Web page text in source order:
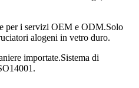
per i servizi OEM e ODM.Solo
alogeni in vetro duro.
importate.Sistema di